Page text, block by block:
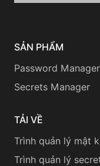
SẢN PHẨM
Password Manager
Secrets Manager
TẢI VỀ
Trình quản lý mật
Trình quản lý